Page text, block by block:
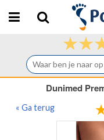
Dunimed
« Ga terug